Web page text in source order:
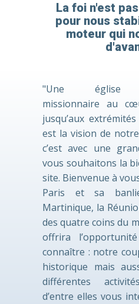
La foi n'est
pour nous
moteur qui
"Une église
missionnaire au
jusqu’aux
est la vision de
c’est avec une
vous souhaitons la
site. Bienvenue à
Paris et sa
Martinique, la
des quatre coins du
offrira
connaître : notre
historique mais
différentes
d’entre elles vous